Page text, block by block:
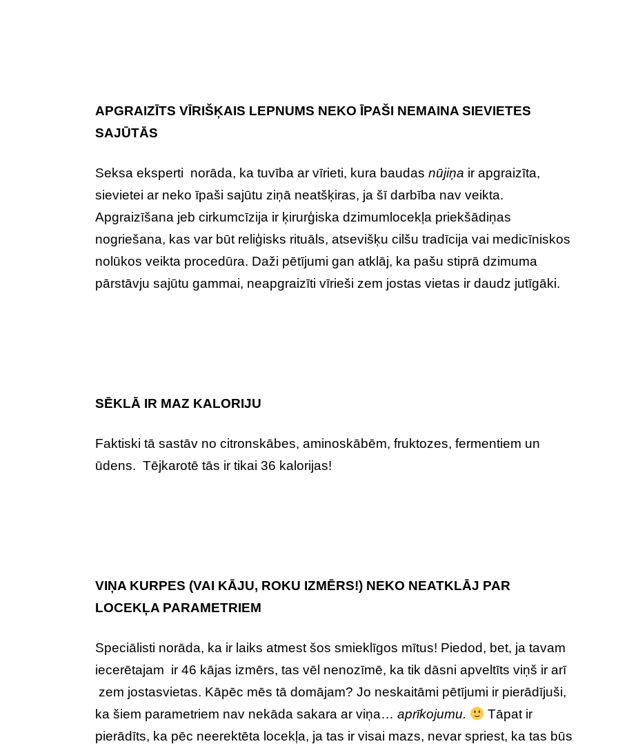
APGRAIZĪTS VĪRIŠĶAIS LEPNUMS NEKO ĪPAŠI NEMAINA SIEVIETES
SAJŪTĀS
Seksa eksperti norāda, ka tuvība ar vīrieti, kura baudas nūjiņa ir apgraizīta,
sievietei ar neko īpaši sajūtu ziņā neatšķiras, ja šī darbība nav veikta.
Apgraizīšana jeb cirkumcīzija ir ķirurģiska dzimumlocekļa priekšādiņas
nogriešana, kas var būt reliģisks rituāls, atsevišķu cilšu tradīcija vai medicīniskos
nolūkos veikta procedūra. Daži pētījumi gan atklāj, ka pašu stiprā dzimuma
pārstāvju sajūtu gammai, neapgraizīti vīrieši zem jostas vietas ir daudz jutīgāki.
SĒKLĀ IR MAZ KALORIJU
Faktiski tā sastāv no citronskābes, aminoskābēm, fruktozes, fermentiem un
ūdens. Tējkarotē tās ir tikai 36 kalorijas!
VIŅA KURPES (VAI KĀJU, ROKU IZMĒRS!) NEKO NEATKLĀJ PAR
LOCEKĻA PARAMETRIEM
Speciālisti norāda, ka ir laiks atmest šos smieklīgos mītus! Piedod, bet, ja tavam
iecerētajam ir 46 kājas izmērs, tas vēl nenozīmē, ka tik dāsni apveltīts viņš ir arī
zem jostasvietas. Kāpēc mēs tā domājam? Jo neskaitāmi pētījumi ir pierādījuši,
ka šiem parametriem nav nekāda sakara ar viņa… aprīkojumu.
Tāpat ir
pierādīts, ka pēc neerektēta locekļa, ja tas ir visai mazs, nevar spriest, ka tas būs